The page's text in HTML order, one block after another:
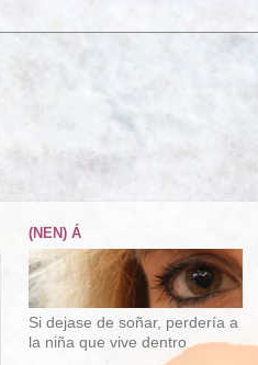
(NEN) Á
Si dejase de soñar, perdería a
la niña que vive dentro